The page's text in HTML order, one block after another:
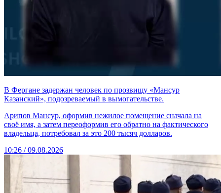
В Фергане задержан человек по прозвищу «Мансур
Казанский», подозреваемый в вымогательстве.
Арипов Мансур, оформив нежилое помещение сначала на
своё имя, а затем переоформив его обратно на фактического
владельца, потребовал за это 200 тысяч долларов.
10:26 / 09.08.2026